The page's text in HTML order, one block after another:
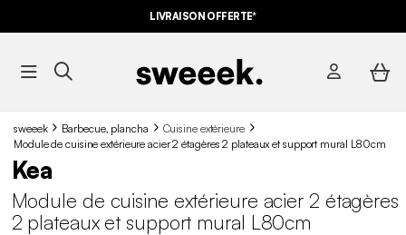
LIVRAISON OFFERTE*
sweeek Barbecue, plancha
Cuisine extérieure
Module de cuisine extérieure acier 2 étagères 2 plateaux et support mural L80cm
Kea
Module de cuisine extérieure acier 2 étagères
2 plateaux et support mural L80cm